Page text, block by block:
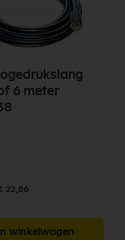
6 meter
22,86
winkelwagen